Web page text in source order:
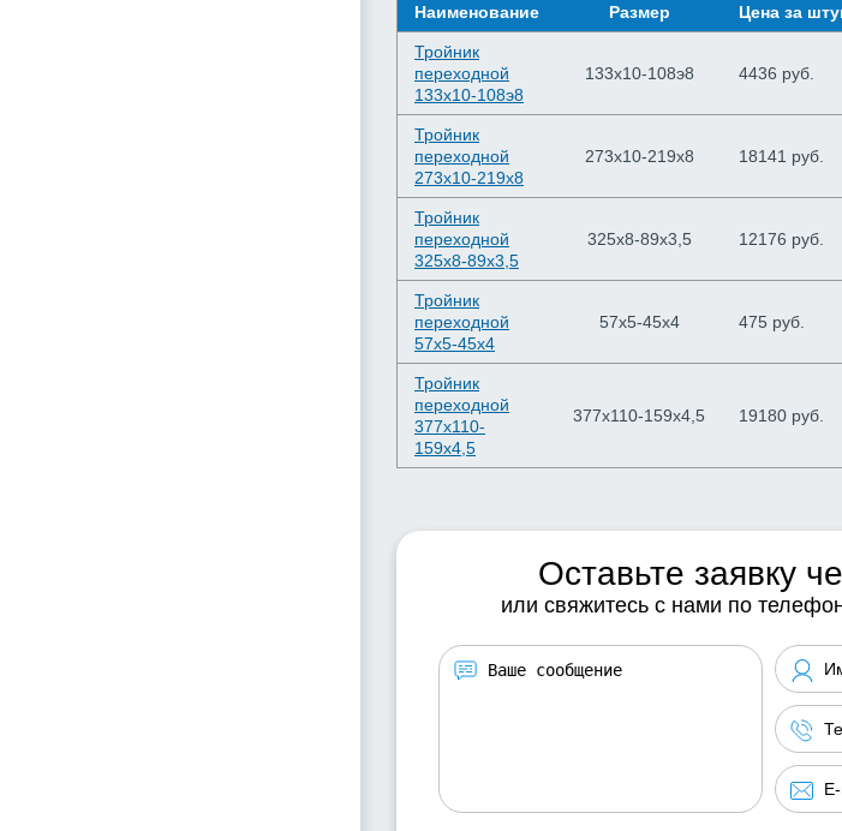
Наименование Размер Цена за
Тройник
переходной
133х10-108э8
133х10-108э8 4436 руб.
Тройник
переходной
273х10-219х8
273х10-219х8 18141 руб.
Тройник
переходной
325х8-89х3,5
325х8-89х3,5 12176 руб.
Тройник
переходной
57х5-45х4
57х5-45х4 475 руб.
Тройник
переходной
377х110-
159х4,5
377х110-159х4,5 19180 руб.
Оставьте заявку
или свяжитесь с нами по